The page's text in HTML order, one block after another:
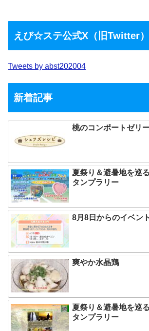
えび☆ステ公式X（旧Twitter）
Tweets by abst202004
新着記事
桃のコンポートゼリ
夏祭り＆避暑地を巡
タンプラリー
8月8日からのイベン
爽やか水晶鶏
夏祭り＆避暑地を巡
タンプラリー